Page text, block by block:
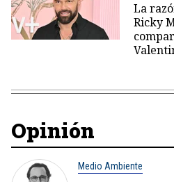
La
Ricky
Opinión
Medio Ambiente